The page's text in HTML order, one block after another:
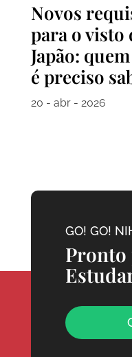
Novos
para o visto
Japão:
é preciso
20 - abr - 2026
GO! GO!
Pronto